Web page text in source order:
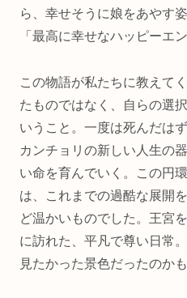
ら、幸せそうに娘をあやす
「最高に幸せなハッピーエ
この物語が私たちに教えて
たものではなく、自らの選
いうこと。一度は死んだは
カンチョリの新しい人生の
い命を育んでいく。この円
は、これまでの過酷な展開
ど温かいものでした。王宮
に訪れた、平凡で尊い日常
見たかった景色だったのか